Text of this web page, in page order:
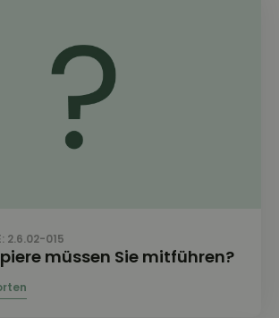
2.6.02-015
müssen Sie mitführen?